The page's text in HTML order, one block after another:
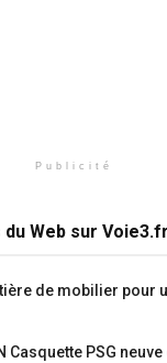
Publicité
Web sur Voie3.fr
de mobilier pour
Casquette PSG